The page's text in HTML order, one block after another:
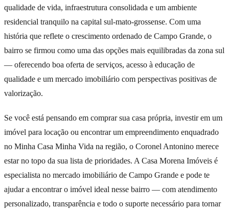
qualidade de vida, infraestrutura consolidada e um ambiente
residencial tranquilo na capital sul-mato-grossense. Com uma
história que reflete o crescimento ordenado de Campo Grande, o
bairro se firmou como uma das opções mais equilibradas da zona sul
— oferecendo boa oferta de serviços, acesso à educação de
qualidade e um mercado imobiliário com perspectivas positivas de
valorização.
Se você está pensando em comprar sua casa própria, investir em um
imóvel para locação ou encontrar um empreendimento enquadrado
no Minha Casa Minha Vida na região, o Coronel Antonino merece
estar no topo da sua lista de prioridades. A Casa Morena Imóveis é
especialista no mercado imobiliário de Campo Grande e pode te
ajudar a encontrar o imóvel ideal nesse bairro — com atendimento
personalizado, transparência e todo o suporte necessário para tornar